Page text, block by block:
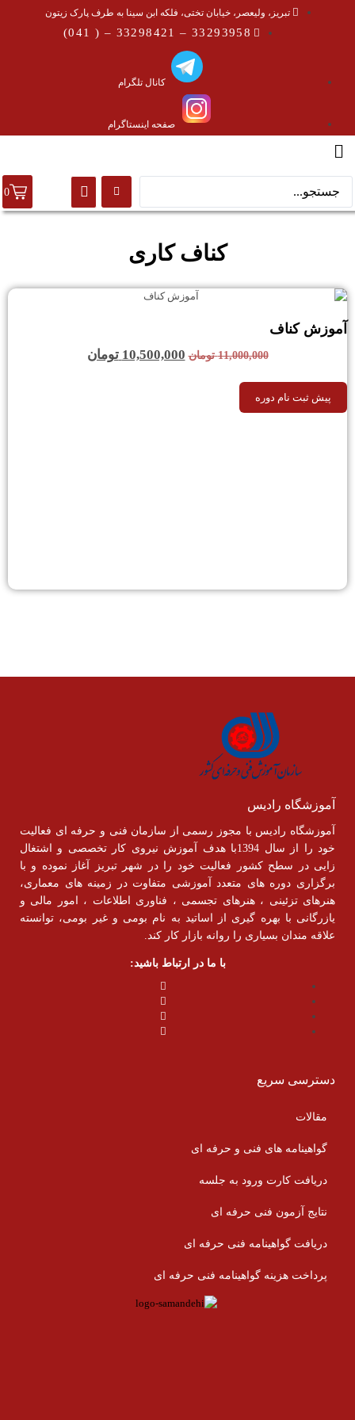
تبریز، ولیعصر، خیابان تختی، فلکه ابن سینا به طرف پارک زیتون
33293958 – 33298421 – ( 041)
کانال تلگرام
صفحه اینستاگرام
0
کناف کاری
آموزش کناف
11,000,000 تومان 10,500,000 تومان
پیش ثبت نام دوره
آموزشگاه رادیس
آموزشگاه رادیس با مجوز رسمی از سازمان فنی و حرفه ای فعالیت
خود را از سال 1394با هدف آموزش نیروی کار تخصصی و اشتغال
زایی در سطح کشور فعالیت خود را در شهر تبریز آغاز نموده و با
برگزاری دوره های متعدد آموزشی متفاوت در زمینه های معماری،
هنرهای تزئینی ، هنرهای تجسمی ، فناوری اطلاعات ، امور مالی و
یازرگانی با بهره گیری از اساتید به نام بومی و غیر بومی، توانسته
علاقه مندان بسیاری را روانه بازار کار کند.
با ما در ارتباط باشید:
دسترسی سریع
مقالات
گواهینامه های فنی و حرفه ای
دریافت کارت ورود به جلسه
نتایج آزمون فنی حرفه ای
دریافت گواهینامه فنی حرفه ای
پرداخت هزینه گواهینامه فنی حرفه ای